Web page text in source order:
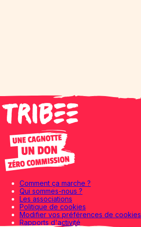
Comment ça marche ?
Qui sommes-nous ?
Les associations
Politique de cookies
Modifier vos préférences de cookies
Rapports d'activité